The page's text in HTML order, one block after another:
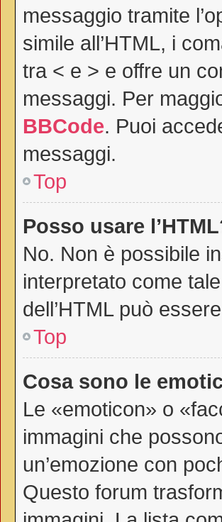
messaggio tramite
simile all’HTML, i
tra < e > e offre un
messaggi. Per
BBCode. Puoi
messaggi.
Top
Posso usare
No. Non è possibile
interpretato come
dell’HTML può
Top
Cosa sono le
Le «emoticon» o
immagini che
un’emozione con
Questo forum